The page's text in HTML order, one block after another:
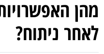
מהן
לאחר ניתוח?